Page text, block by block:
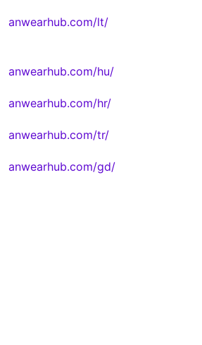
anwearhub.com/lt/
anwearhub.com/hu/
anwearhub.com/hr/
anwearhub.com/tr/
anwearhub.com/gd/